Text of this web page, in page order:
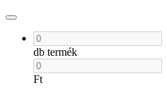
db termék
Ft